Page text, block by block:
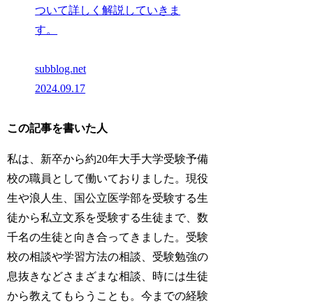
ついて詳しく解説していきま
す。
subblog.net
2024.09.17
この記事を書いた人
私は、新卒から約20年大手大学受験予備
校の職員として働いておりました。現役
生や浪人生、国公立医学部を受験する生
徒から私立文系を受験する生徒まで、数
千名の生徒と向き合ってきました。受験
校の相談や学習方法の相談、受験勉強の
息抜きなどさまざまな相談、時には生徒
から教えてもらうことも。今までの経験